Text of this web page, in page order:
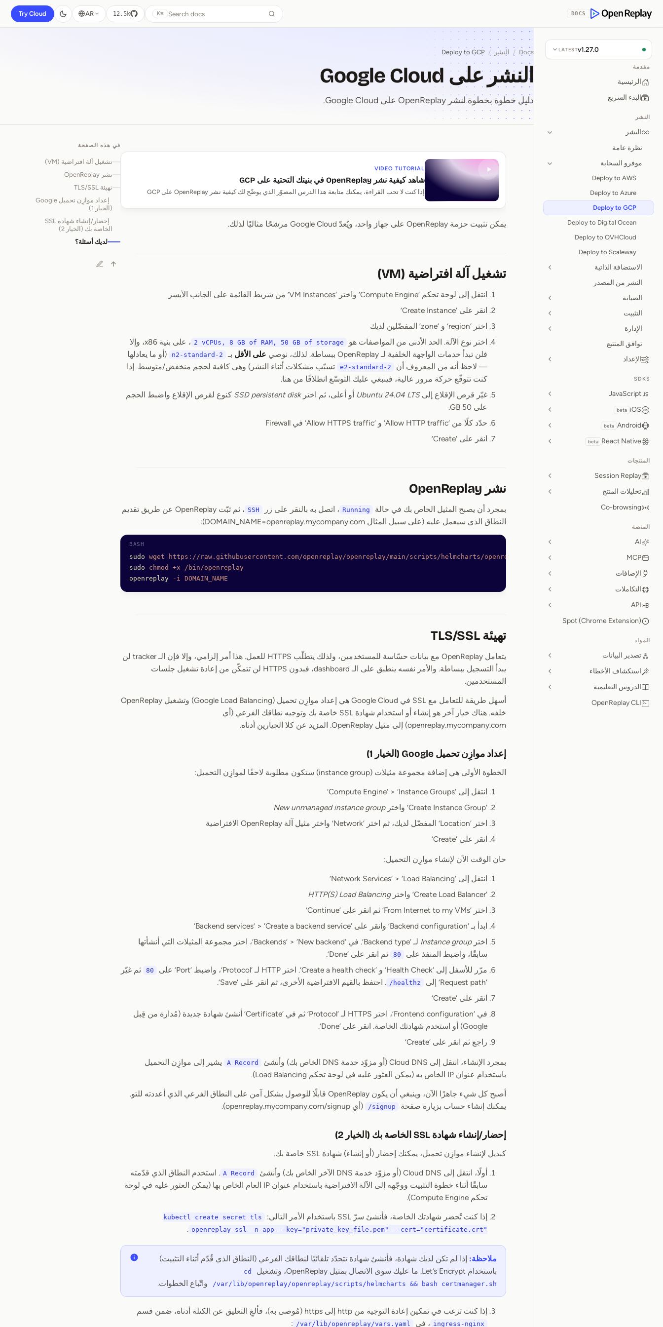
OpenReplay
DOCS
Search docs
⌘K
12.5k
AR
Try Cloud
v1.27.0
LATEST
مقدمة
الرئيسية
البدء السريع
النشر
النشر
نظرة عامة
موفرو السحابة
Deploy to AWS
Deploy to Azure
Deploy to GCP
Deploy to Digital Ocean
Deploy to OVHCloud
Deploy to Scaleway
الاستضافة الذاتية
النشر من المصدر
الصيانة
التثبيت
الإدارة
توافق المتتبع
الإعداد
SDKS
JavaScript
iOS
beta
Android
beta
React Native
beta
المنتجات
Session Replay
تحليلات المنتج
Co-browsing
المنصة
AI
MCP
الإضافات
التكاملات
API
Spot (Chrome Extension)
المواد
تصدير البيانات
استكشاف الأخطاء
الدروس التعليمية
OpenReplay CLI
Docs
/ النشر /
Deploy to GCP
النشر على Google Cloud
دليل خطوة بخطوة لنشر OpenReplay على Google Cloud.
النشر على Google Cloud
VIDEO TUTORIAL
شاهد كيفية نشر OpenReplay في بنيتك التحتية على GCP
إذا كنت لا تحب القراءة، يمكنك متابعة هذا الدرس المصوّر الذي يوضّح لك كيفية نشر OpenReplay على GCP
يمكن تثبيت حزمة OpenReplay على جهاز واحد، ويُعدّ Google Cloud مرشحًا مثاليًا لذلك.
تشغيل آلة افتراضية (VM)
انتقل إلى لوحة تحكم ‘Compute Engine’ واختر ‘VM Instances’ من شريط القائمة على الجانب الأيسر
انقر على ‘Create Instance’
اختر ‘region’ و ‘zone’ المفضّلين لديك
اختر نوع الآلة. الحد الأدنى من المواصفات هو
2 vCPUs, 8 GB of RAM, 50 GB of storage
، على بنية x86، وإلا
فلن تبدأ خدمات الواجهة الخلفية لـ OpenReplay ببساطة. لذلك، نوصي
على الأقل بـ n2-standard-2
(أو ما يعادلها
— لاحظ أنه من المعروف أن
e2-standard-2
تسبّب مشكلات أثناء النشر) وهي كافية لحجم منخفض/متوسط. إذا
كنت تتوقّع حركة مرور عالية، فينبغي عليك التوسّع انطلاقًا من هنا.
غيّر قرص الإقلاع إلىUbuntu 24.04 LTS أو أعلى، ثم اخترSSD persistent disk كنوع لقرص الإقلاع واضبط الحجم
على 50 GB.
حدّد كلًا من ‘Allow HTTP traffic’ و ‘Allow HTTPS traffic’ في Firewall
انقر على ‘Create’
نشر OpenReplay
بمجرد أن يصبح المثيل الخاص بك في حالة Running ، اتصل به بالنقر على زر SSH
، ثم ثبّت OpenReplay عن طريق تقديم
النطاق الذي سيعمل عليه (على سبيل المثال DOMAIN_NAME=openreplay.mycompany.com):
sudo wget https://raw.githubusercontent.com/openreplay/openreplay/main/scripts/helmcharts/openreplay-cli -O
sudo chmod +x /bin/openreplay
openreplay -i DOMAIN_NAME
تهيئة TLS/SSL
يتعامل OpenReplay مع بيانات حسّاسة للمستخدمين، ولذلك يتطلّب HTTPS للعمل. هذا أمر إلزامي، وإلا فإن الـ tracker لن
يبدأ التسجيل ببساطة. والأمر نفسه ينطبق على الـ dashboard، فبدون HTTPS لن تتمكّن من إعادة تشغيل جلسات
المستخدمين.
أسهل طريقة للتعامل مع SSL في Google Cloud هي إعداد موازِن تحميل (Google Load Balancing) وتشغيل OpenReplay
خلفه. هناك خيار آخر هو إنشاء أو استخدام شهادة SSL خاصة بك وتوجيه نطاقك الفرعي (أي
openreplay.mycompany.com) إلى مثيل OpenReplay. المزيد عن كلا الخيارين أدناه.
إعداد موازِن تحميل Google (الخيار 1)
الخطوة الأولى هي إضافة مجموعة مثيلات (instance group) ستكون مطلوبة لاحقًا لموازِن التحميل:
انتقل إلى ‘Compute Engine’ > ‘Instance Groups’
‘Create Instance Group’ واختر
New unmanaged instance group
اختر ‘Location’ المفضّل لديك، ثم اختر ‘Network’ واختر مثيل آلة OpenReplay الافتراضية
انقر على ‘Create’
حان الوقت الآن لإنشاء موازِن التحميل:
انتقل إلى ‘Network Services’ > ‘Load Balancing’
‘Create Load Balancer’ واختر
HTTP(S) Load Balancing
اختر ‘From Internet to my VMs’ ثم انقر على ‘Continue’
ابدأ بـ ‘Backend configuration’ وانقر على ‘Backend services’ > ‘Create a backend service’
اخترInstance group
لـ ‘Backend type’. في ‘Backends’ > ‘New backend’، اختر مجموعة المثيلات التي أنشأتها
سابقًا، واضبط المنفذ على
80
ثم انقر على ‘Done’.
مرّر للأسفل إلى ‘Health Check’ و ‘Create a health check’. اختر HTTP لـ ‘Protocol’، واضبط ‘Port’ على
80
ثم غيّر
‘Request path’ إلى
/healthz . احتفظ بالقيم الافتراضية الأخرى، ثم انقر على ‘Save’.
انقر على ‘Create’
في ‘Frontend configuration’، اختر HTTPS لـ ‘Protocol’ ثم في ‘Certificate’ أنشئ شهادة جديدة (مُدارة من قِبل
Google) أو استخدم شهادتك الخاصة. انقر على ‘Done’.
راجع ثم انقر على ‘Create’
بمجرد الإنشاء، انتقل إلى Cloud DNS (أو مزوّد خدمة DNS الخاص بك) وأنشئ A Record
يشير إلى موازِن التحميل
باستخدام عنوان IP الخاص به (يمكن العثور عليه في لوحة تحكم Load Balancing).
أصبح كل شيء جاهزًا الآن، وينبغي أن يكون OpenReplay قابلًا للوصول بشكل آمن على النطاق الفرعي الذي أعددته للتو.
يمكنك إنشاء حساب بزيارة صفحة
/signup (أي openreplay.mycompany.com/signup).
إحضار/إنشاء شهادة SSL الخاصة بك (الخيار 2)
كبديل لإنشاء موازِن تحميل، يمكنك إحضار (أو إنشاء) شهادة SSL خاصة بك.
أولًا، انتقل إلى Cloud DNS (أو مزوّد خدمة DNS الآخر الخاص بك) وأنشئ A Record . استخدم النطاق الذي قدّمته
سابقًا أثناء خطوة التثبيت ووجّهه إلى الآلة الافتراضية باستخدام عنوان IP العام الخاص بها (يمكن العثور عليه في لوحة
تحكم Compute Engine).
إذا كنت تُحضر شهادتك الخاصة، فأنشئ سرّ SSL باستخدام الأمر التالي:
kubectl create secret tls
openreplay-ssl -n app --key="private_key_file.pem" --cert="certificate.crt"
.
ملاحظة: إذا لم تكن لديك شهادة، فأنشئ شهادة تتجدّد تلقائيًا لنطاقك الفرعي (النطاق الذي قُدّم أثناء التثبيت)
باستخدام Let’s Encrypt. ما عليك سوى الاتصال بمثيل OpenReplay، وتشغيل
cd
/var/lib/openreplay/openreplay/scripts/helmcharts && bash certmanager.sh
واتّباع الخطوات.
إذا كنت ترغب في تمكين إعادة التوجيه من http إلى https (مُوصى به)، فألغِ التعليق عن الكتلة أدناه، ضمن قسم
ingress-nginx ، في /var/lib/openreplay/vars.yaml
:
في هذه الصفحة
تشغيل آلة افتراضية (VM)
نشر OpenReplay
تهيئة TLS/SSL
إعداد موازِن تحميل Google
(الخيار 1)
إحضار/إنشاء شهادة SSL
الخاصة بك (الخيار 2)
لديك أسئلة؟